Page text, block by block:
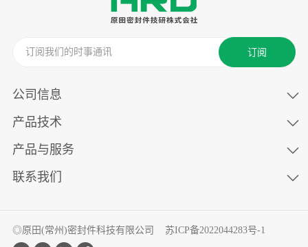
订阅
公司信息
产品技术
产品与服务
联系我们
◎原田(常州)密封件科技有限公司 苏ICP备2022044283号-1